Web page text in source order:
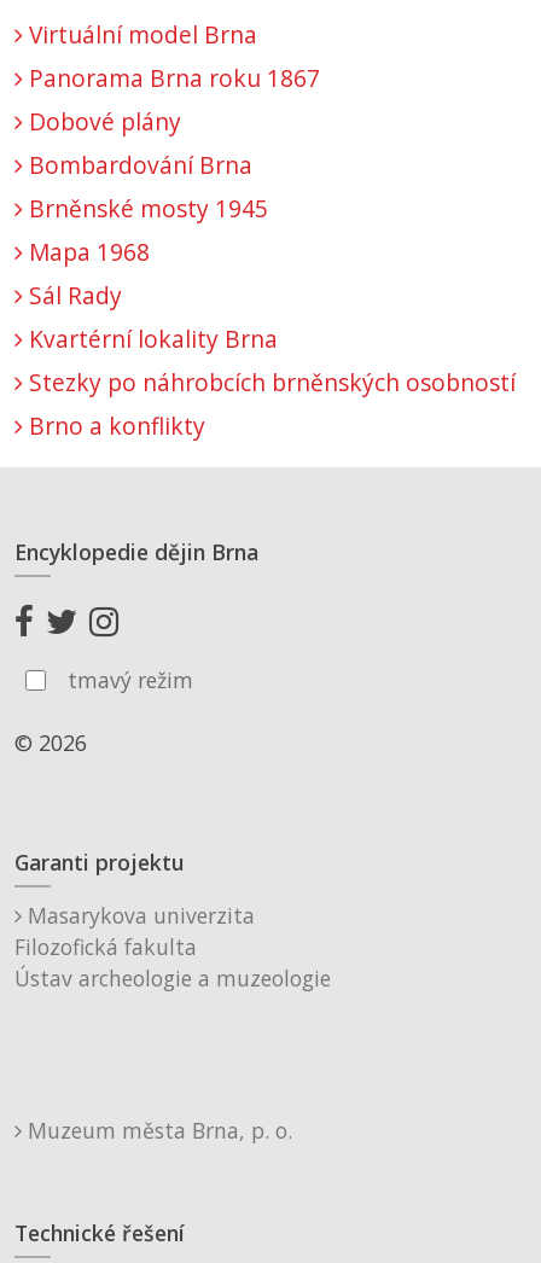
Virtuální model Brna
Panorama Brna roku 1867
Dobové plány
Bombardování Brna
Brněnské mosty 1945
Mapa 1968
Sál Rady
Kvartérní lokality Brna
Stezky po náhrobcích brněnských osobností
Brno a konflikty
Encyklopedie dějin Brna
tmavý režim
© 2026
Garanti projektu
Masarykova univerzita
Filozofická fakulta
Ústav archeologie a muzeologie
Muzeum města Brna, p. o.
Technické řešení